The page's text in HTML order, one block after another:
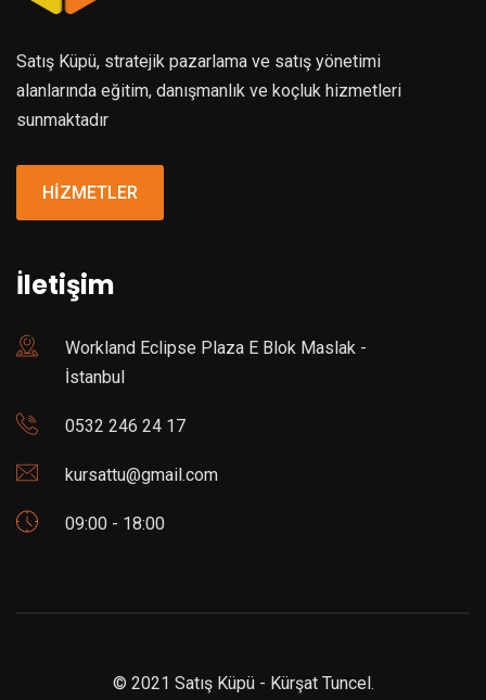
Satış Küpü, stratejik pazarlama ve satış yönetimi
alanlarında eğitim, danışmanlık ve koçluk hizmetleri
sunmaktadır
HİZMETLER
İletişim
Workland Eclipse Plaza E Blok Maslak -
İstanbul
0532 246 24 17
kursattu@gmail.com
09:00 - 18:00
© 2021 Satış Küpü - Kürşat Tuncel.